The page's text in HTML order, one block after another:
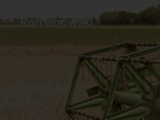
Romanowski
Sklep internetowy